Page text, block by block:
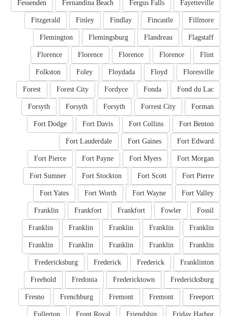
Fayetteville
Fergus Falls
Fernandina Beach
Fessenden
Fillmore
Fincastle
Findlay
Finley
Fitzgerald
Flagstaff
Flandreau
Flemingsburg
Flemington
Flint
Florence
Florence
Florence
Florence
Floresville
Floyd
Floydada
Foley
Folkston
Fond du Lac
Fonda
Fordyce
Forest City
Forest
Forman
Forrest City
Forsyth
Forsyth
Forsyth
Fort Benton
Fort Collins
Fort Davis
Fort Dodge
Fort Edward
Fort Gaines
Fort Lauderdale
Fort Morgan
Fort Myers
Fort Payne
Fort Pierce
Fort Pierre
Fort Scott
Fort Stockton
Fort Sumner
Fort Valley
Fort Wayne
Fort Worth
Fort Yates
Fossil
Fowler
Frankfort
Frankfort
Franklin
Franklin
Franklin
Franklin
Franklin
Franklin
Franklin
Franklin
Franklin
Franklin
Franklin
Franklinton
Frederick
Frederick
Fredericksburg
Fredericksburg
Fredericktown
Fredonia
Freehold
Freeport
Fremont
Fremont
Frenchburg
Fresno
Friday Harbor
Friendship
Front Royal
Fullerton